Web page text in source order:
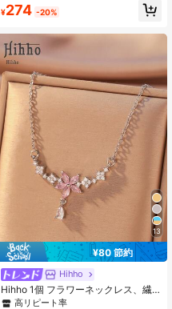
ペンダント | 日常着用や特別な機会
¥274 -20%
13
¥80 節約
Hihho
Hihho 1個 フラワーネックレス、繊
細でミニマリストなクラビクルチェ
高リピート率